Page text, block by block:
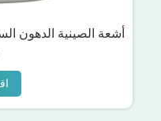
أشعة الصينية الدهون